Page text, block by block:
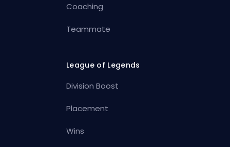
Coaching
Teammate
League of Legends
Division Boost
Placement
Wins